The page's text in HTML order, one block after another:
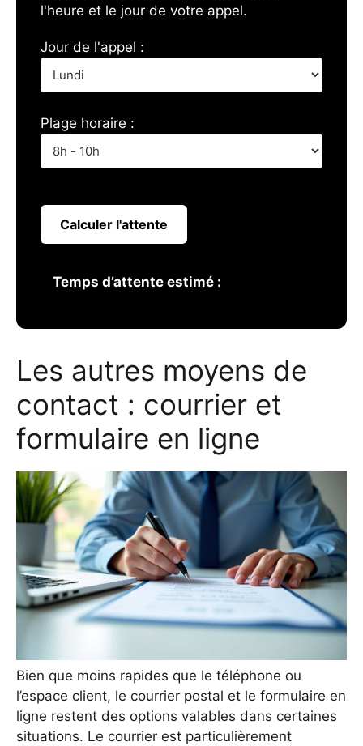
l'heure et le jour de votre appel.
Jour de l'appel :
Plage horaire :
Calculer l'attente
Temps d’attente estimé :
Les autres moyens de
contact : courrier et
formulaire en ligne
Bien que moins rapides que le téléphone ou
l’espace client, le courrier postal et le formulaire en
ligne restent des options valables dans certaines
situations. Le courrier est particulièrement